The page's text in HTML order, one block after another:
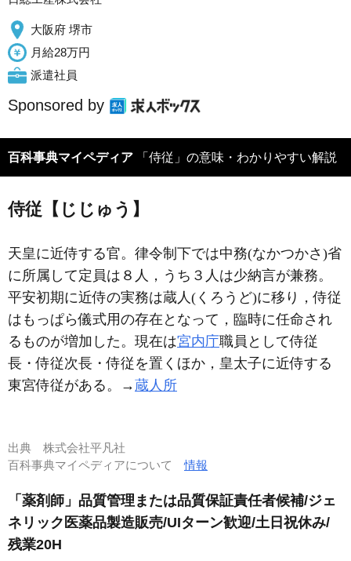
大阪府 堺市
月給28万円
派遣社員
Sponsored by
百科事典マイペディア 「侍従」の意味・わかりやすい解説
侍従【じじゅう】
天皇に近侍する官。律令制下では中務(なかつかさ)省
に所属して定員は８人，うち３人は少納言が兼務。
平安初期に近侍の実務は蔵人(くろうど)に移り，侍従
はもっぱら儀式用の存在となって，臨時に任命され
るものが増加した。現在は宮内庁職員として侍従
長・侍従次長・侍従を置くほか，皇太子に近侍する
東宮侍従がある。→蔵人所
出典 株式会社平凡社
百科事典マイペディアについて情報
「薬剤師」品質管理または品質保証責任者候補/ジェ
ネリック医薬品製造販売/UIターン歓迎/土日祝休み/
残業20H